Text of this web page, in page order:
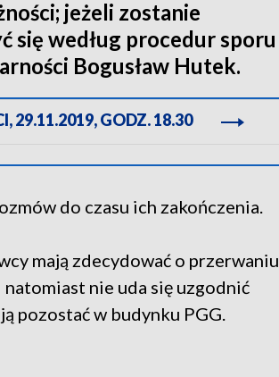
jeżeli zostanie
się według procedur sporu
Bogusław Hutek.
29.11.2019, GODZ. 18.30
do czasu ich zakończenia.
mają zdecydować o przerwaniu
nie uda się uzgodnić
pozostać w budynku PGG.